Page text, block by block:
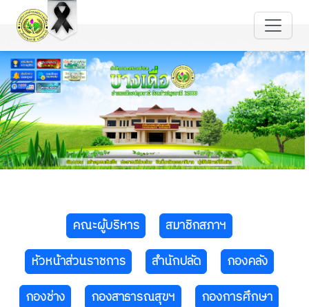
คณะผู้บริหาร
สมาชิกสภาฯ
หัวหน้าส่วนราชการ
สำนักปลัด
กองคลัง
กองช่าง
กองสาธารณสุขฯ
กองการศึกษา